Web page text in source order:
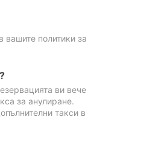
вашите политики за
ви вече
за анулиране.
такси в